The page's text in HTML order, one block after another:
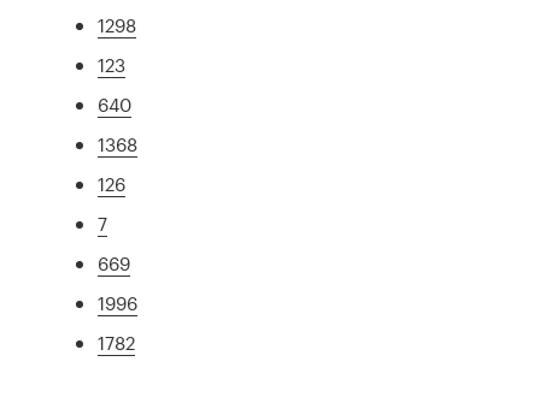
1298
123
640
1368
126
7
669
1996
1782